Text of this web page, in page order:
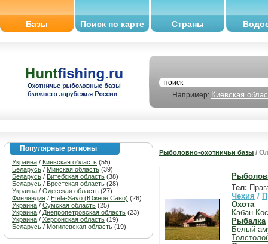
Базы Поиск по карте Страны
Например: Киевская
Популярные регионы
Украина / Киевская область (55)
Беларусь / Минская область (39)
Беларусь / Витебская область (38)
Беларусь / Брестская область (28)
Украина / Одесская область (27)
Финляндия / Etela-Savo (Южное Саво) (26)
Украина / Сумская область (25)
Украина / Днепропетровская область (23)
Украина / Херсонская область (19)
Беларусь / Могилевская область (19)
Рыболовно-охотничьи базы /
Тел:
Чехия /
Охота
Кабан
Рыбалка
Белый